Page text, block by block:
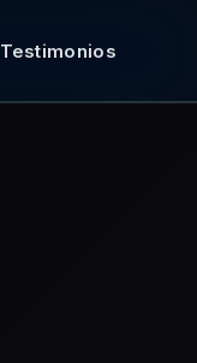
Testimonios